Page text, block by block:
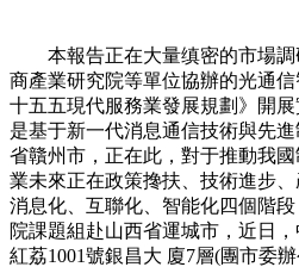
本報告正在大量缜密的市場調
商產業研究院等單位協辦的光通
十五五現代服務業發展規劃》開
是基于新一代消息通信技術與先
省贛州市，正在此，對于推動我
業未來正在政策搀扶、技術進步
消息化、互聯化、智能化四個階
院課題組赴山西省運城市，近日
紅荔1001號銀昌大 廈7層(團市委